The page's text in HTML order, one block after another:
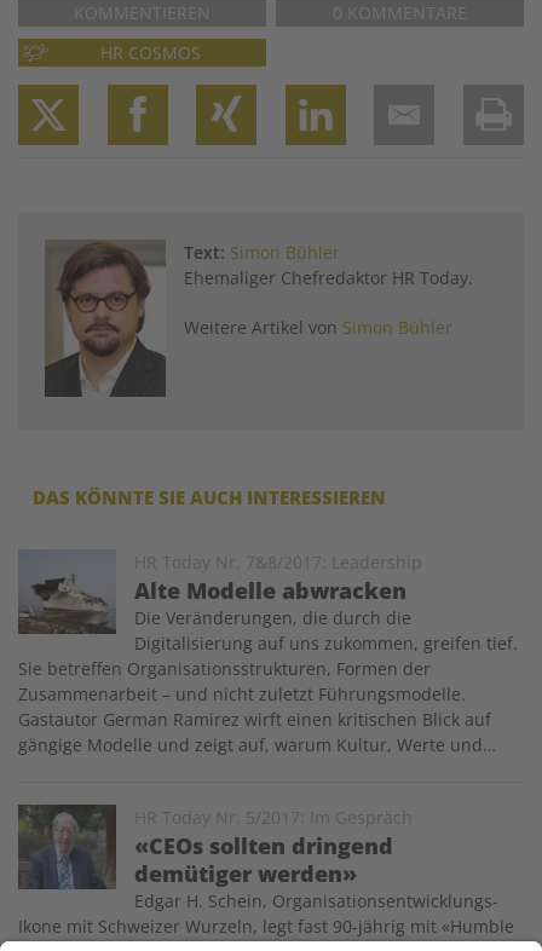
KOMMENTIEREN
0 KOMMENTARE
HR COSMOS
Text: Simon Bühler
Ehemaliger Chefredaktor HR Today.
Weitere Artikel von Simon Bühler
DAS KÖNNTE SIE AUCH INTERESSIEREN
HR Today Nr. 7&8/2017: Leadership
Alte Modelle abwracken
Die Veränderungen, die durch die
Digitalisierung auf uns zukommen, greifen tief.
Sie betreffen Organisationsstrukturen, Formen der
Zusammenarbeit – und nicht zuletzt Führungsmodelle.
Gastautor German Ramirez wirft einen kritischen Blick auf
gängige Modelle und zeigt auf, warum Kultur, Werte und…
HR Today Nr. 5/2017: Im Gespräch
«CEOs sollten dringend
demütiger werden»
Image
Edgar H. Schein, Organisationsentwicklungs-
Ikone mit Schweizer Wurzeln, legt fast 90-jährig mit «Humble